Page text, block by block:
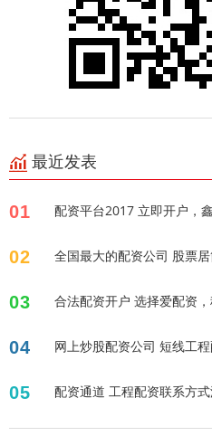
最近发表
01 配资平台2017 立即开户，
02 全国最大的配资公司 股票
03 合法配资开户 选择爱配资，
04 网上炒股配资公司 短线工
05 配资通道 工程配资联系方